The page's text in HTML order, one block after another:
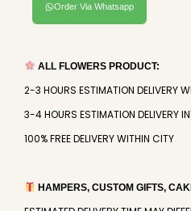
Order Via Whatsapp
ALL FLOWERS PRODUCT:
2-3 HOURS ESTIMATION DELIVERY
3-4 HOURS ESTIMATION DELIVERY
100% FREE DELIVERY WITHIN CITY
HAMPERS, CUSTOM GIFTS,